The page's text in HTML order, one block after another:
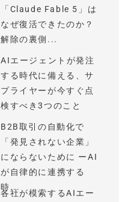
「Claude Fable 5」は
なぜ復活できたのか？
解除の裏側...
AIエージェントが発注
する時代に備える、サ
プライヤーが今すぐ点
検すべき3つのこと
B2B取引の自動化で
「発見されない企業」
にならないために ーAI
が自律的に連携する
時...
各社が模索するAIエー